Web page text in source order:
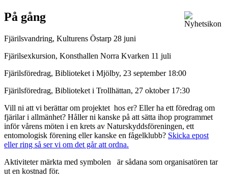
På gång
Fjärilsvandring, Kulturens Östarp 28 juni
Fjärilsexkursion, Konsthallen Norra Kvarken 11 juli
Fjärilsföredrag, Biblioteket i Mjölby, 23 september 18:00
Fjärilsföredrag, Biblioteket i Trollhättan, 27 oktober 17:30
Vill ni att vi berättar om projektet hos er? Eller ha ett föredrag om
fjärilar i allmänhet? Håller ni kanske på att sätta ihop programmet
inför vårens möten i en krets av Naturskyddsföreningen, ett
entomologisk förening eller kanske en fågelklubb? Skicka epost
eller ring så ser vi om det går att ordna.
Aktiviteter märkta med symbolen
är sådana som organisatören tar
ut en kostnad för.